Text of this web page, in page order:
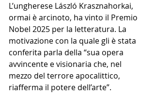
L’ungherese László Krasznahorkai,
ormai è arcinoto, ha vinto il Premio
Nobel 2025 per la letteratura. La
motivazione con la quale gli è stata
conferita parla della “sua opera
avvincente e visionaria che, nel
mezzo del terrore apocalittico,
riafferma il potere dell’arte”.